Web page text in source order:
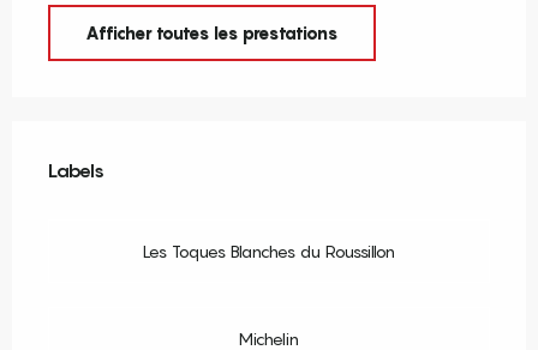
Afficher toutes les prestations
Labels
Labels
Les Toques Blanches du Roussillon
Michelin